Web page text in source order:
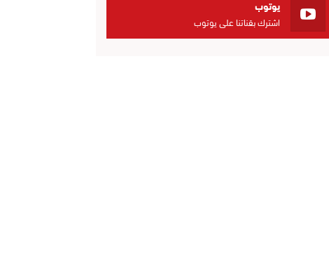
يوتوب
اشترك بقناتنا على يوتوب